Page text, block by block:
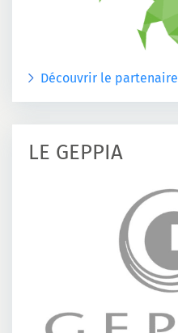
Découvrir le partenaire
LE GEPPIA